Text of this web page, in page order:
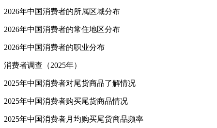
2026年中国消费者的所属区域分布
2026年中国消费者的常住地区分布
2026年中国消费者的职业分布
消费者调查（2025年）
2025年中国消费者对尾货商品了解情况
2025年中国消费者购买尾货商品情况
2025年中国消费者月均购买尾货商品频率